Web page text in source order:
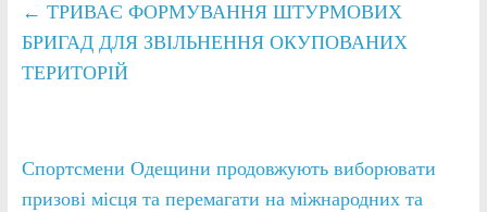
← ТРИВАЄ ФОРМУВАННЯ ШТУРМОВИХ
БРИГАД ДЛЯ ЗВІЛЬНЕННЯ ОКУПОВАНИХ
ТЕРИТОРІЙ
Спортсмени Одещини продовжують виборювати
призові місця та перемагати на міжнародних та